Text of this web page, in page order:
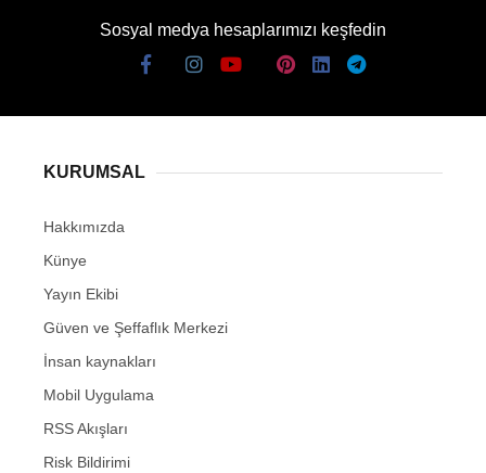
Sosyal medya hesaplarımızı keşfedin
KURUMSAL
Hakkımızda
Künye
Yayın Ekibi
Güven ve Şeffaflık Merkezi
İnsan kaynakları
Mobil Uygulama
RSS Akışları
Risk Bildirimi